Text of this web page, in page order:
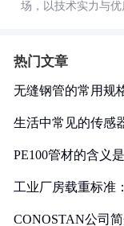
场，以技术实力与优
热门文章
无缝钢管的常用规
生活中常见的传感
PE100管材的含义
工业厂房载重标准
CONOSTAN公司